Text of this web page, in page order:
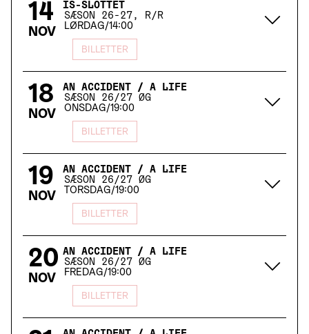
14
NOV
IS-SLOTTET
SÆSON 26-27, R/R
LØRDAG/14:00
BILLETTER
18
NOV
AN ACCIDENT / A LIFE
SÆSON 26/27 ØG
ONSDAG/19:00
BILLETTER
19
NOV
AN ACCIDENT / A LIFE
SÆSON 26/27 ØG
TORSDAG/19:00
BILLETTER
20
NOV
AN ACCIDENT / A LIFE
SÆSON 26/27 ØG
FREDAG/19:00
BILLETTER